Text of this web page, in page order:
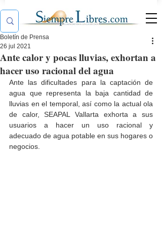
Ante calor y pocas lluvias, exhortan a
hacer uso racional del agua
Boletín de Prensa
26 jul 2021
Ante las dificultades para la captación de
agua que representa la baja cantidad de
lluvias en el temporal, así como la actual ola
de calor, SEAPAL Vallarta exhorta a sus
usuarios a hacer un uso racional y
adecuado de agua potable en sus hogares o
negocios.